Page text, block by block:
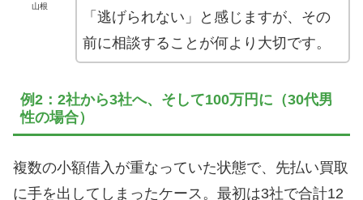
山根
「逃げられない」と感じますが、その
前に相談することが何より大切です。
例2：2社から3社へ、そして100万円に（30代男
性の場合）
複数の小額借入が重なっていた状態で、先払い買取
に手を出してしまったケース。最初は3社で合計12